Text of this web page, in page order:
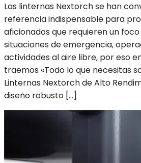
Las linternas Nextorch se han
referencia indispensable para
aficionados que requieren un
situaciones de emergencia,
actividades al aire libre, por eso
traemos «Todo lo que necesitas
Linternas Nextorch de Alto
diseño robusto […]